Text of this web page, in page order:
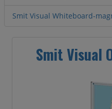
Smit Visual Whiteboard-
Smit Visual